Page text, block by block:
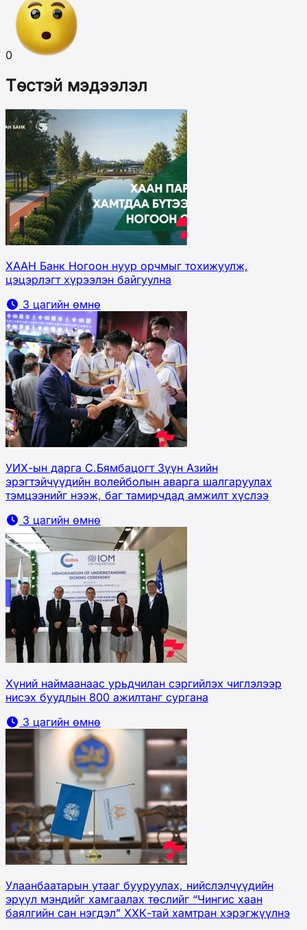
0
Төстэй мэдээлэл
ХААН Банк Ногоон нуур орчмыг тохижуулж,
цэцэрлэгт хүрээлэн байгуулна
3 цагийн өмнө
УИХ-ын дарга С.Бямбацогт Зүүн Азийн
эрэгтэйчүүдийн волейболын аварга шалгаруулах
тэмцээнийг нээж, баг тамирчдад амжилт хүслээ
3 цагийн өмнө
Хүний наймаанаас урьдчилан сэргийлэх чиглэлээр
нисэх буудлын 800 ажилтанг сургана
3 цагийн өмнө
Улаанбаатарын утааг бууруулах, нийслэлчүүдийн
эрүүл мэндийг хамгаалах төслийг “Чингис хаан
баялгийн сан нэгдэл” ХХК-тай хамтран хэрэгжүүлнэ